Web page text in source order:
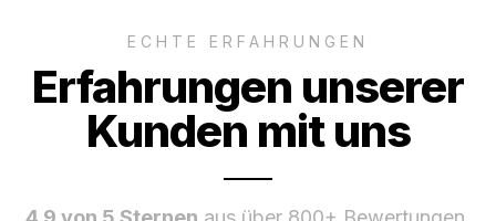
ECHTE ERFAHRUNGEN
Erfahrungen unserer
Kunden mit uns